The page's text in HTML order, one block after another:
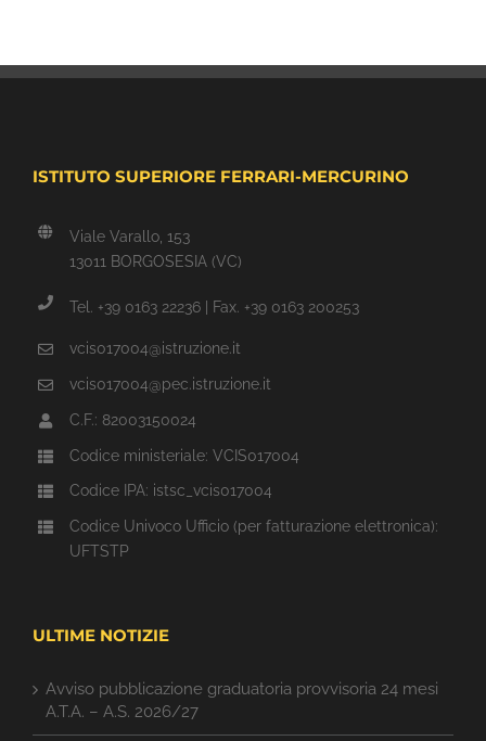
ISTITUTO SUPERIORE FERRARI-MERCURINO
Viale Varallo, 153
13011 BORGOSESIA (VC)
Tel. +39 0163 22236 | Fax. +39 0163 200253
vcis017004@istruzione.it
vcis017004@pec.istruzione.it
C.F.: 82003150024
Codice ministeriale: VCIS017004
Codice IPA: istsc_vcis017004
Codice Univoco Ufficio (per fatturazione elettronica):
UFTSTP
ULTIME NOTIZIE
Avviso pubblicazione graduatoria provvisoria 24 mesi
A.T.A. – A.S. 2026/27